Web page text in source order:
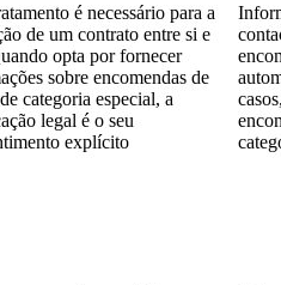
é necessário para a
de um contrato entre si e
opta por fornecer
sobre encomendas de
categoria especial, a
legal é o seu
explícito